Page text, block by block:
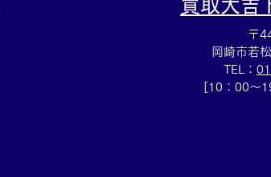
買取大吉
〒
岡崎市若
TEL：
[10：00～